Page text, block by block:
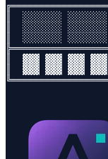
║  ░░░░░░░
║  ░░░░░░░
║  ░░░░░░░
║  ▓▓▓ ▓▓▓ ▓▓▓
║  ▓▓▓ ▓▓▓ ▓▓▓